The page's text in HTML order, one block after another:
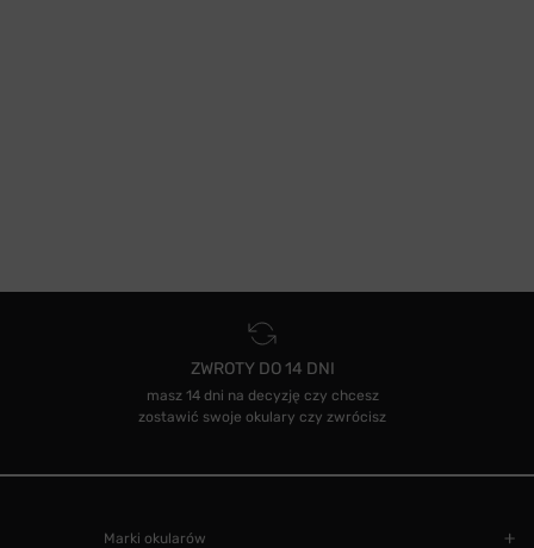
ZWROTY DO 14 DNI
masz 14 dni na decyzję czy chcesz
zostawić swoje okulary czy zwrócisz
Marki okularów